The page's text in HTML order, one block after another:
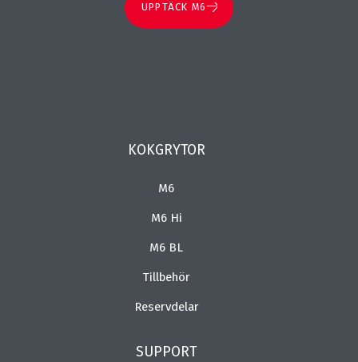
UPPTÄCK M6
KOKGRYTOR
M6
M6 Hi
M6 BL
Tillbehör
Reservdelar
SUPPORT